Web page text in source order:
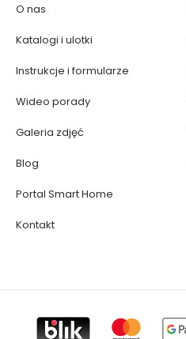
O nas
Katalogi i ulotki
Instrukcje i formularze
Wideo porady
Galeria zdjęć
Blog
Portal Smart Home
Kontakt